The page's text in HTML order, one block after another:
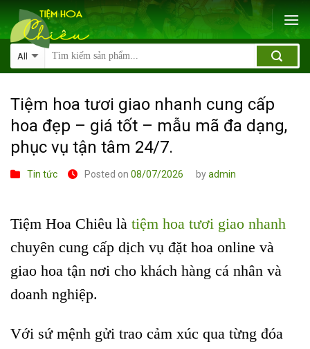
Skip
to
content
Tiệm hoa tươi giao nhanh cung cấp
hoa đẹp – giá tốt – mẫu mã đa dạng,
phục vụ tận tâm 24/7.
Tin tức Posted on 08/07/2026 byadmin
Tiệm Hoa Chiêu là tiệm hoa tươi giao nhanh
chuyên cung cấp dịch vụ đặt hoa online và
giao hoa tận nơi cho khách hàng cá nhân và
doanh nghiệp.
Với sứ mệnh gửi trao cảm xúc qua từng đóa